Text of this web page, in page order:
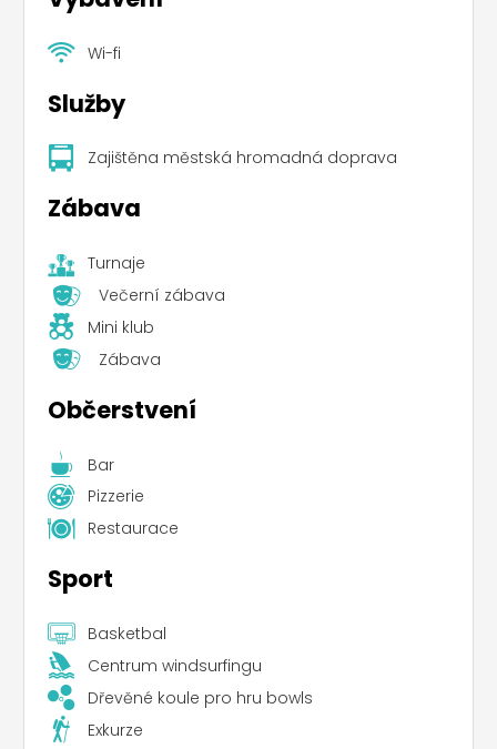
Wi-fi
Služby
Zajištěna městská hromadná doprava
Zábava
Turnaje
Večerní zábava
Mini klub
Zábava
Občerstvení
Bar
Pizzerie
Restaurace
Sport
Basketbal
Centrum windsurfingu
Dřevěné koule pro hru bowls
Exkurze